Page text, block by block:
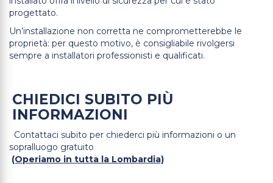
progettato.
Un’installazione non corretta ne comprometterebbe le
proprietà: per questo motivo, è consigliabile rivolgersi
sempre a installatori professionisti e qualificati.
CHIEDICI SUBITO PIÙ
INFORMAZIONI
Contattaci subito per chiederci più informazioni o un
sopralluogo gratuito
(Operiamo in tutta la Lombardia)